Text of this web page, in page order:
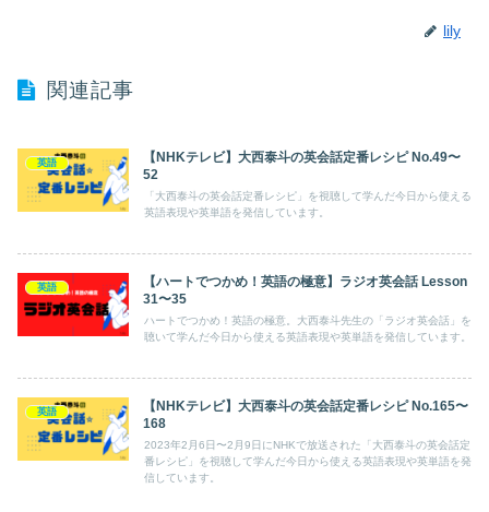
lily
関連記事
英語
【NHKテレビ】大西泰斗の英会話定番レシピ No.49〜
52
「大西泰斗の英会話定番レシピ」を視聴して学んだ今日から使える
英語表現や英単語を発信しています。
英語
【ハートでつかめ！英語の極意】ラジオ英会話 Lesson
31〜35
ハートでつかめ！英語の極意。大西泰斗先生の「ラジオ英会話」を
聴いて学んだ今日から使える英語表現や英単語を発信しています。
英語
【NHKテレビ】大西泰斗の英会話定番レシピ No.165〜
168
2023年2月6日〜2月9日にNHKで放送された「大西泰斗の英会話定
番レシピ」を視聴して学んだ今日から使える英語表現や英単語を発
信しています。